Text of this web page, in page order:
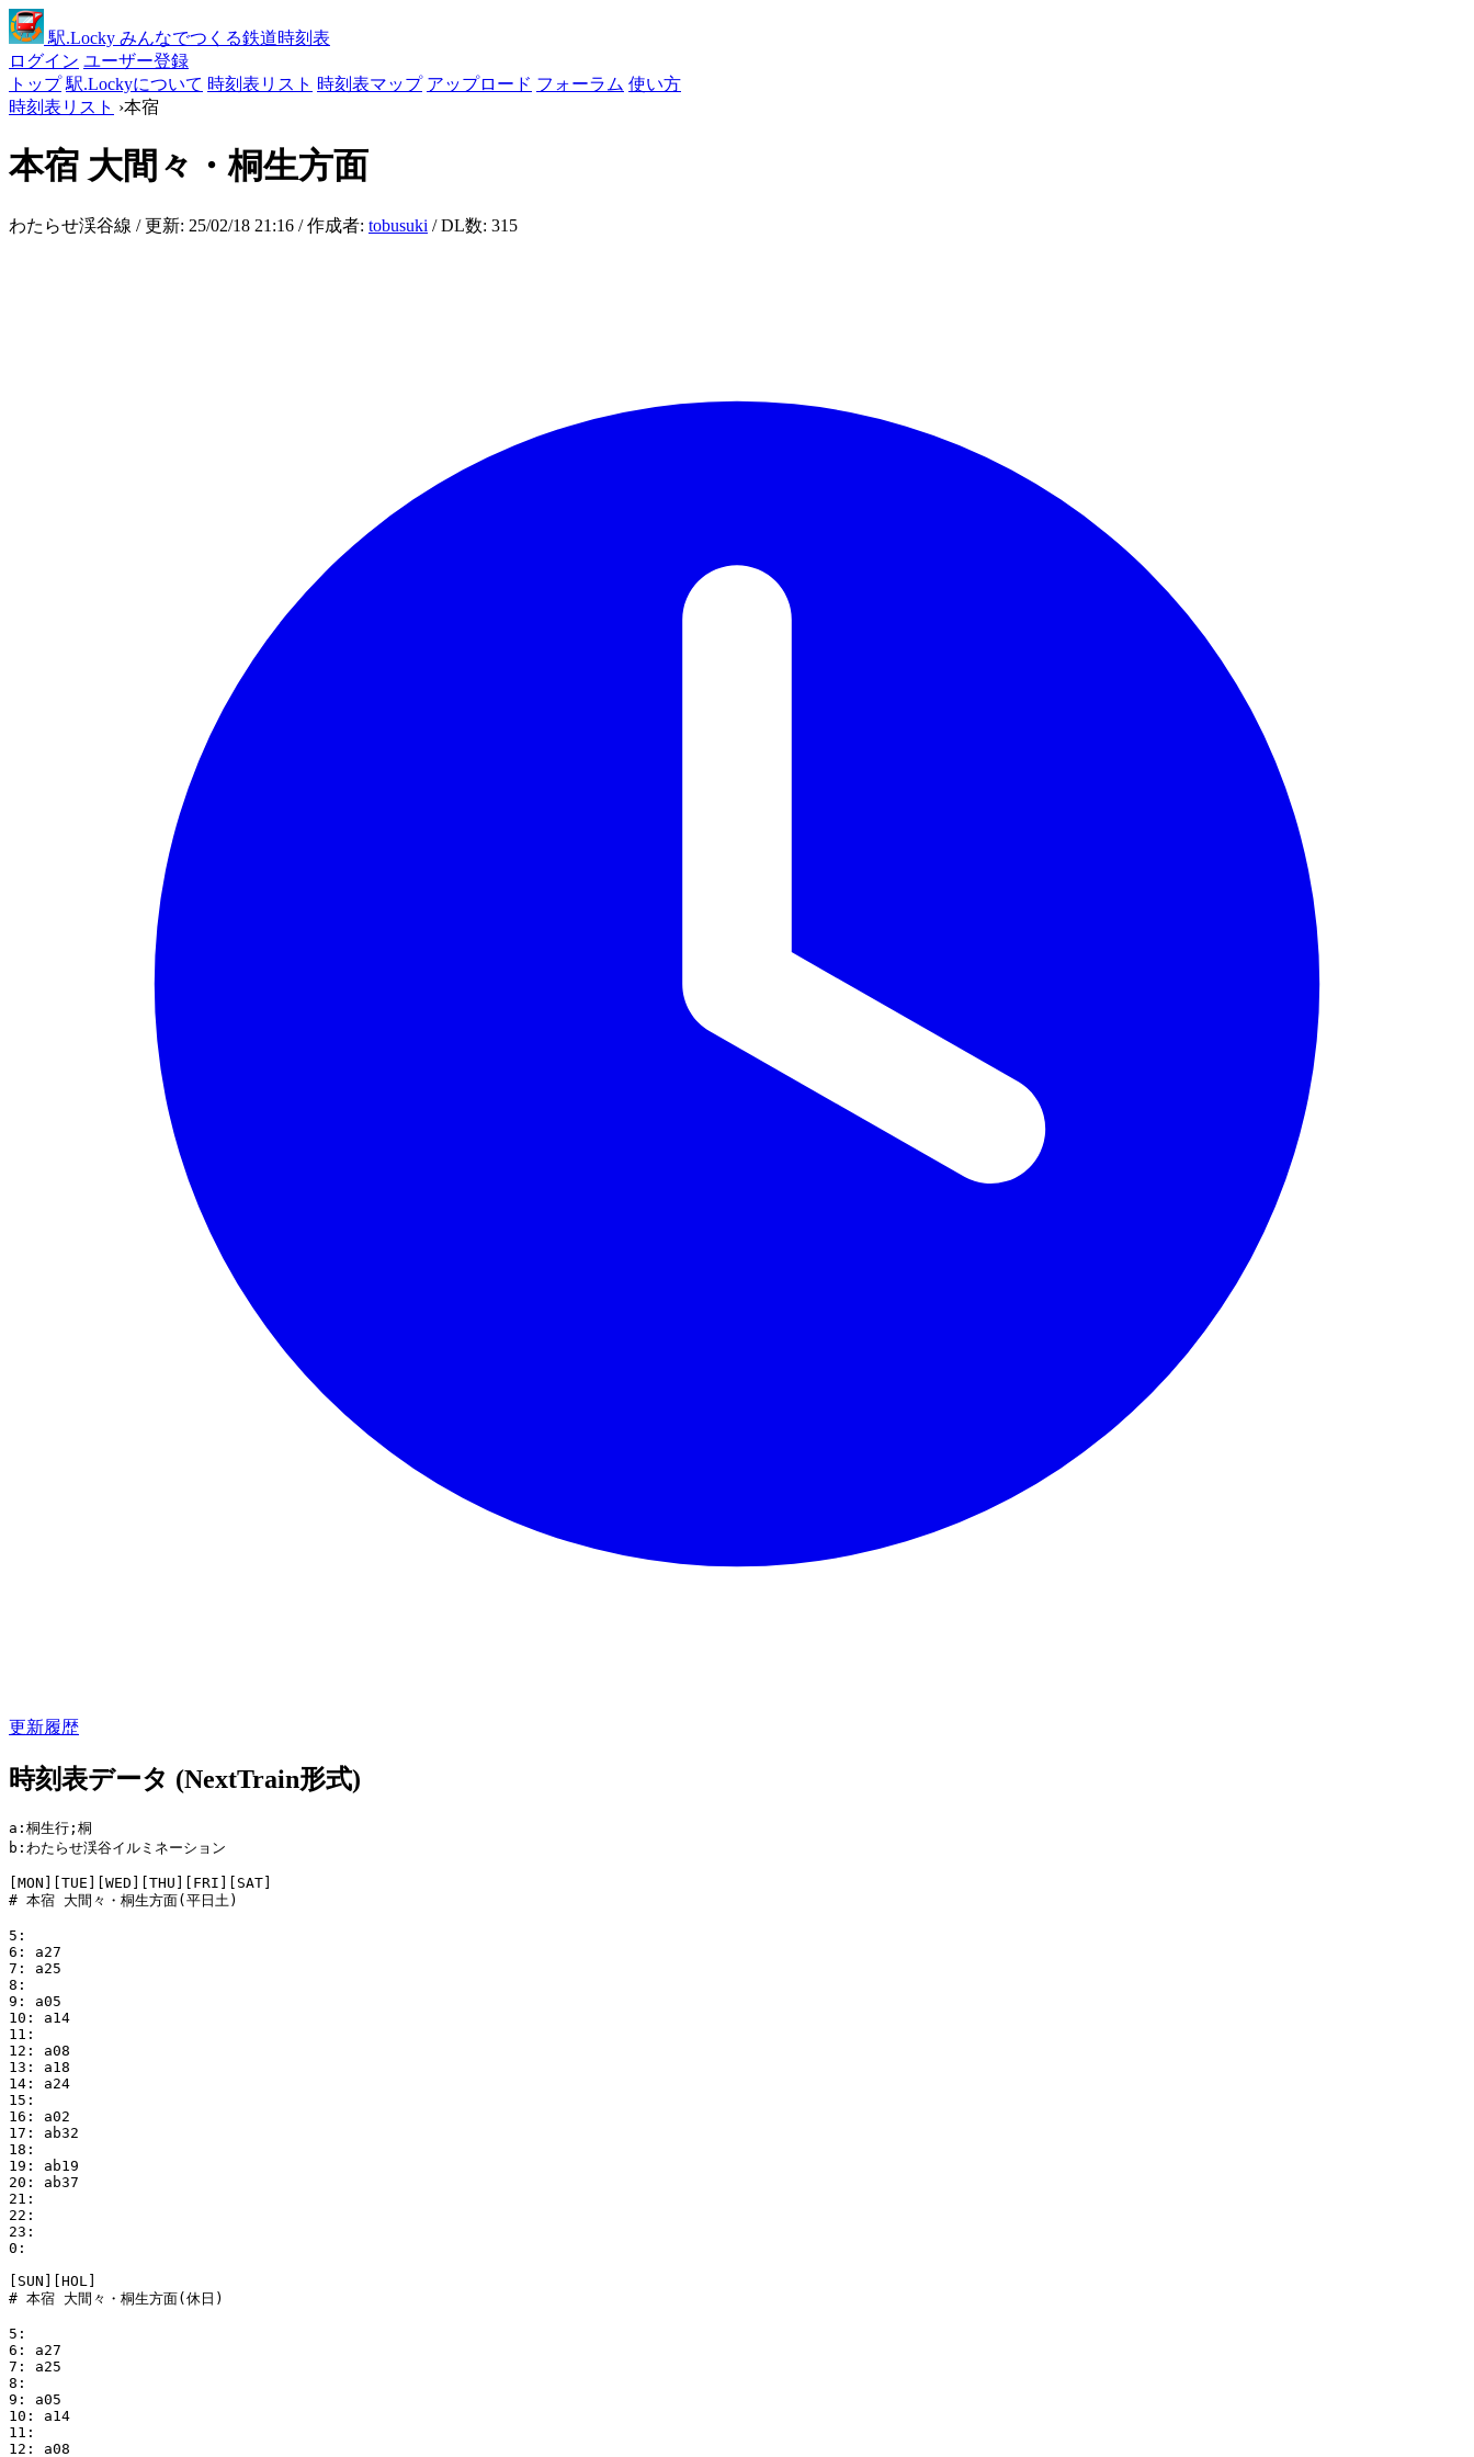
駅.Locky みんなでつくる鉄道時刻表
ログイン ユーザー登録
トップ 駅.Lockyについて 時刻表リスト 時刻表マップ アップロード フォーラム 使い方
時刻表リスト ›本宿
本宿 大間々・桐生方面
わたらせ渓谷線 / 更新: 25/02/18 21:16 / 作成者: tobusuki / DL数: 315
更新履歴
時刻表データ (NextTrain形式)
a:桐生行;桐
b:わたらせ渓谷イルミネーション
[MON][TUE][WED][THU][FRI][SAT]
# 本宿 大間々・桐生方面(平日土)
5:
6: a27
7: a25
8:
9: a05
10: a14
11:
12: a08
13: a18
14: a24
15:
16: a02
17: ab32
18:
19: ab19
20: ab37
21:
22:
23:
0:
[SUN][HOL]
# 本宿 大間々・桐生方面(休日)
5:
6: a27
7: a25
8:
9: a05
10: a14
11:
12: a08